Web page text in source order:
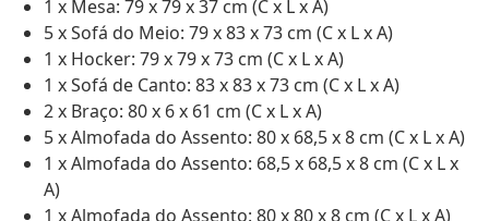
1 x Mesa: 79 x 79 x 37 cm (C x L x A)
5 x Sofá do Meio: 79 x 83 x 73 cm (C x L x A)
1 x Hocker: 79 x 79 x 73 cm (C x L x A)
1 x Sofá de Canto: 83 x 83 x 73 cm (C x L x A)
2 x Braço: 80 x 6 x 61 cm (C x L x A)
5 x Almofada do Assento: 80 x 68,5 x 8 cm (C x L x A)
1 x Almofada do Assento: 68,5 x 68,5 x 8 cm (C x L x
A)
1 x Almofada do Assento: 80 x 80 x 8 cm (C x L x A)